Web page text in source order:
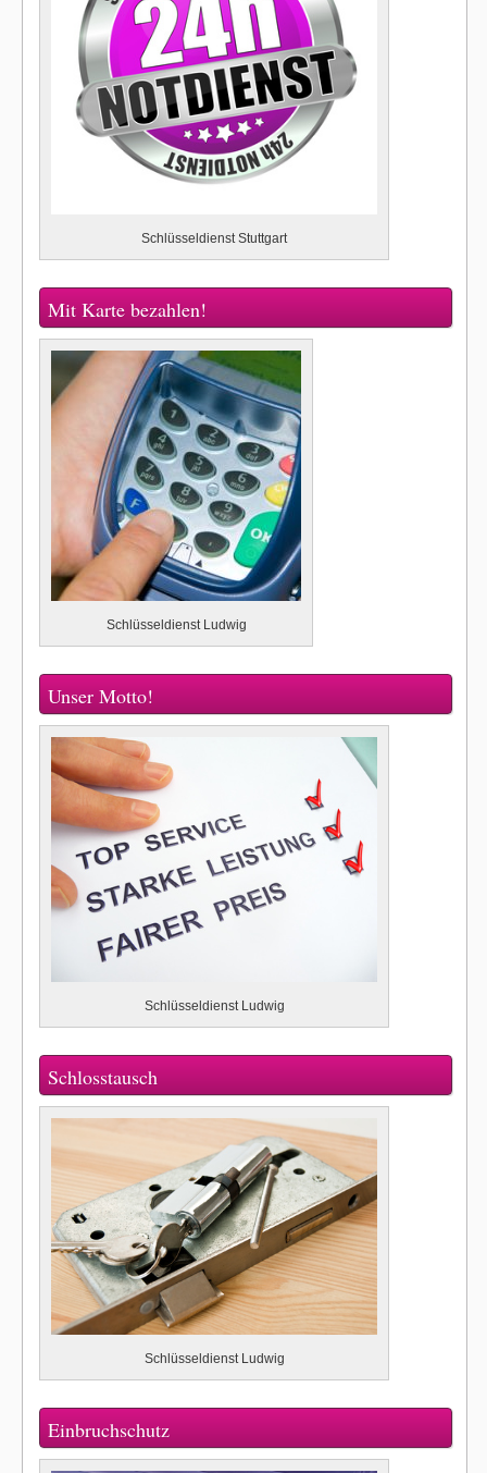
Schlüsseldienst Stuttgart
Mit Karte bezahlen!
Schlüsseldienst Ludwig
Unser Motto!
Schlüsseldienst Ludwig
Schlosstausch
Schlüsseldienst Ludwig
Einbruchschutz